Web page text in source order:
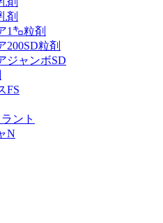
剤
1㌔粒剤
200SD粒剤
ジャンボSD
FS
ント
N